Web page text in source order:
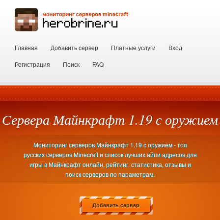
Главная Добавить сервер Платные услуги
Вход
Регистрация
Поиск FAQ
Сервера Майнкрафт 1.19 с оружием
Мониторинг серверов Майнкрафт 1.19 с оружием - топ
русских серверов Minecraft и список лучших айпи адресов для
игры в Майнкрафт онлайн, рейтинг, статистика, отзывы и
поиск серверов по параметрам.
Добавить сервер